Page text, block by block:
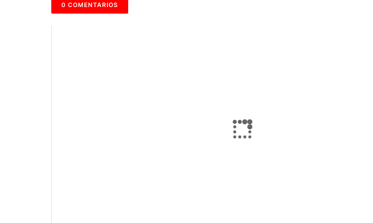
0 COMENTARIOS